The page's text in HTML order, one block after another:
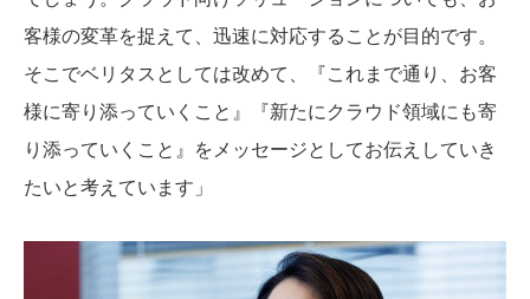
客様の変革を捉えて、迅速に対応することが目的です。
そこでベリタスとしては改めて、『これまで通り、お客
様に寄り添っていくこと』『新たにクラウド領域にも寄
り添っていくこと』をメッセージとしてお伝えしていき
たいと考えています」